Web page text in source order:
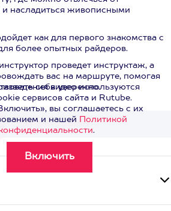
и насладиться живописными
как для первого знакомства с
более опытных райдеров.
проведет инструктаж, а
вас на маршруте, помогая
себя уверенно.
Смотреть видео>
видео используются
сервисов сайта и Rutube.
вы соглашаетесь с их
и нашей Политикой
.